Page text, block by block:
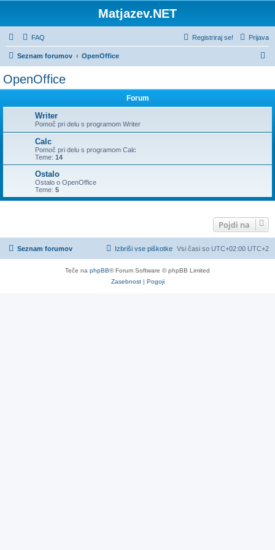
Matjazev.NET
FAQ Prijava
Registriraj se!
Seznam forumov OpenOffice
OpenOffice
Forum
Writer
Pomoč pri delu s programom Writer
Calc
Pomoč pri delu s programom Calc
Teme: 14
Ostalo
Ostalo o OpenOffice
Teme: 5
Pojdi na
Seznam forumov Vsi časi so UTC+02:00 UTC+2
Izbriši vse piškotke
Teče na phpBB® Forum Software © phpBB Limited
Zasebnost| Pogoji